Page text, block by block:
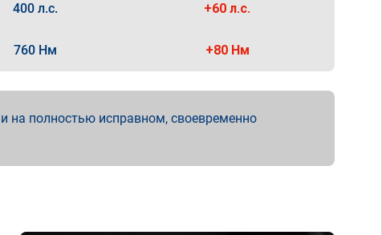
400 л.с. +60 л.с.
760 Нм +80 Нм
на полностью исправном, своевременно